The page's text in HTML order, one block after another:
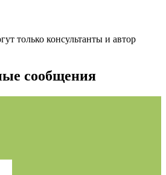
только консультанты и автор
сообщения